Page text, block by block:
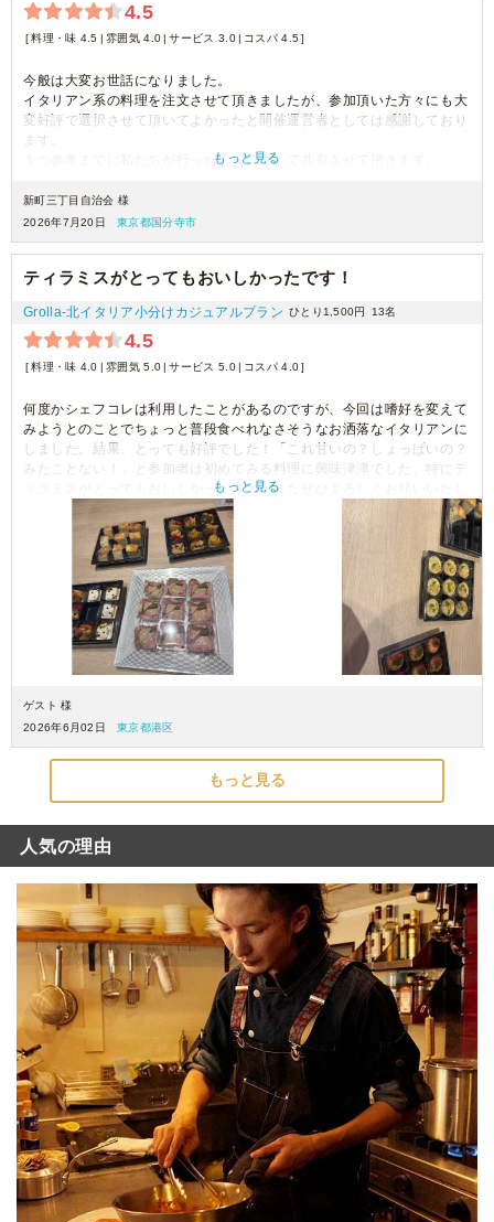
4.5
料理・味 4.5 雰囲気 4.0 サービス 3.0 コスパ 4.5
今般は大変お世話になりました。
イタリアン系の料理を注文させて頂きましたが、参加頂いた方々にも大
変好評で選択させて頂いてよかったと開催運営者としては感謝しており
ます。
１つ参考までに私たちが行った工夫について共有させて頂きます。
出して、そのトレイを個人用のトレイとして利用させて頂きました。
そうすると、１トレイに9品が乗り、持ち運びが便利でした。紙皿より
もトレイの方が高価かと思いますが、余分にトレイを提供されると
丁度1トレイに収まるので参考にして頂ければ幸いです。
次回もまた機会がありましたら利用させて頂きますのでその際はよろし
もっと見る
新町三丁目自治会 様
2026年7月20日
東京都国分寺市
ティラミスがとってもおいしかったです！
Grolla‐北イタリア小分けカジュアルプラン ひとり1,500円 13名
4.5
料理・味 4.0 雰囲気 5.0 サービス 5.0 コスパ 4.0
何度かシェフコレは利用したことがあるのですが、今回は嗜好を変えて
みようとのことでちょっと普段食べれなさそうなお洒落なイタリアンに
しました。結果、とっても好評でした！「これ甘いの？しょっぱいの？
みたことない！」と参加者は初めてみる料理に興味津津でした。特にテ
ィラミスがとってもおいしかったです！またぜひよろしくお願いいたし
もっと見る
ゲスト 様
2026年6月02日
東京都港区
もっと見る
人気の理由